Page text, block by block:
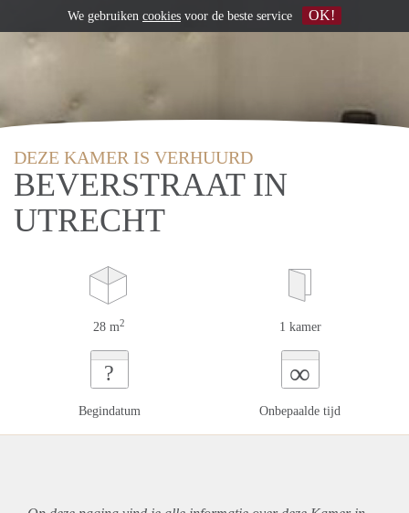
DEZE KAMER IS VERHUURD
BEVERSTRAAT IN
UTRECHT
28 m2 1 kamer
?
Begindatum
∞
Onbepaalde tijd
We gebruiken cookies voor de beste service OK!